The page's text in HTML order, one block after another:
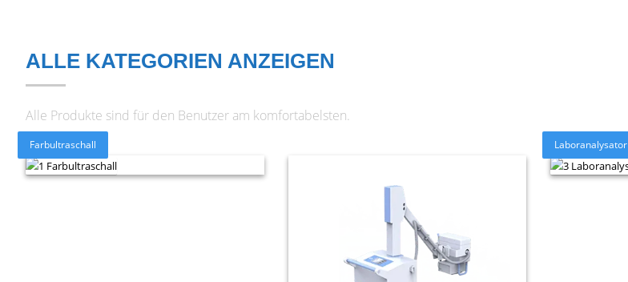
ALLE KATEGORIEN ANZEIGEN
Alle Produkte sind für den Benutzer am komfortabelsten.
Farbultraschall Laboranalysator